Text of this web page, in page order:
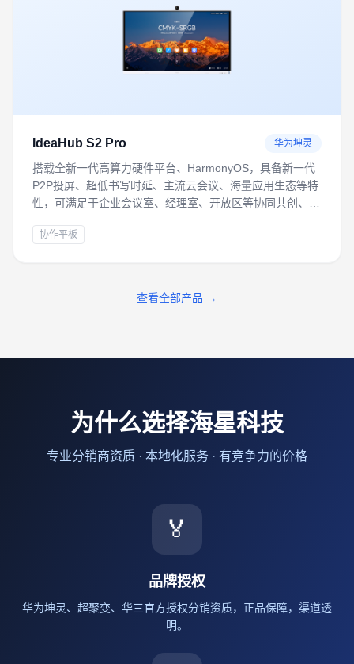
IdeaHub S2 Pro 华为坤灵
搭载全新一代高算力硬件平台、HarmonyOS，具备新一代
P2P投屏、超低书写时延、主流云会议、海量应用生态等特
性，可满足于企业会议室、经理室、开放区等协同共创、远
协作平板
查看全部产品 →
为什么选择海星科技
专业分销商资质 · 本地化服务 · 有竞争力的价格
🏅
品牌授权
华为坤灵、超聚变、华三官方授权分销资质，正品保障，渠道透
明。